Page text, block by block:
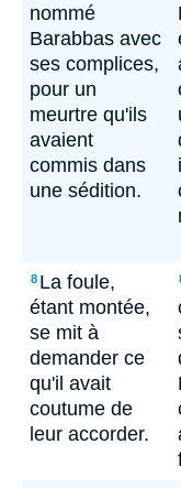
nommé
Barabbas avec
ses complices,
pour un
meurtre qu'ils
avaient
commis dans
une sédition.
8 La foule,
étant montée,
se mit à
demander ce
qu'il avait
coutume de
leur accorder.